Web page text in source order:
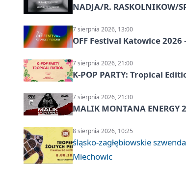
NADJA/R. RASKOLNIKOW/
7 sierpnia 2026, 13:00
OFF Festival Katowice
7 sierpnia 2026, 21:00
K-POP PARTY: Tropical
7 sierpnia 2026, 21:30
MALIK MONTANA
8 sierpnia 2026, 10:25
śląsko-zagłębiowskie
Miechowic